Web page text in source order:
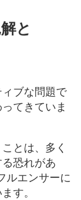
と
ブな問題で
てきていま
とは、多く
恐れがあ
ルエンサーに
す。